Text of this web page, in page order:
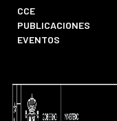
CCE
PUBLICACIONES
EVENTOS